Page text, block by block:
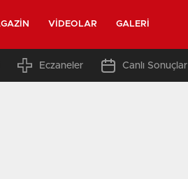
VIDEOLAR GALERI
Eczaneler Canlı Sonuçlar